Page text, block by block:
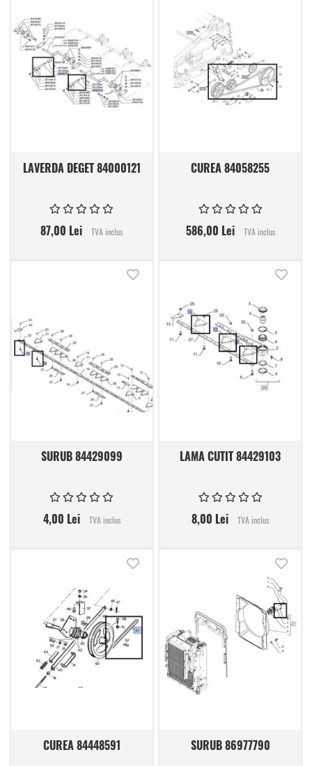
LAVERDA DEGET 84000121
87,00 Lei TVA inclus
CUREA 84058255
586,00 Lei TVA inclus
SURUB 84429099
4,00 Lei TVA inclus
LAMA CUTIT 84429103
8,00 Lei TVA inclus
CUREA 84448591 SURUB 86977790